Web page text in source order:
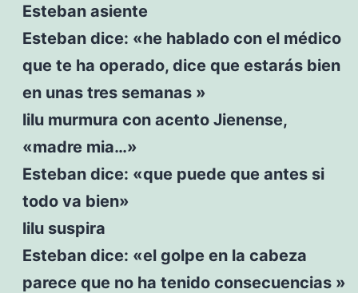
Esteban asiente
Esteban dice: «he hablado con el médico
que te ha operado, dice que estarás bien
en unas tres semanas »
lilu murmura con acento Jienense,
«madre mia…»
Esteban dice: «que puede que antes si
todo va bien»
lilu suspira
Esteban dice: «el golpe en la cabeza
parece que no ha tenido consecuencias »